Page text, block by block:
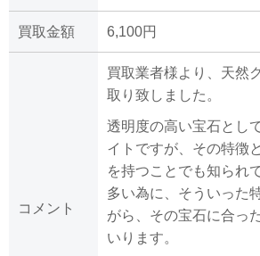
買取金額 6,100円
コメント
買取業者様より、天然
取り致しました。
透明度の高い宝石とし
イトですが、その特徴
を持つことでも知られ
多い為に、そういった
がら、その宝石に合っ
いります。